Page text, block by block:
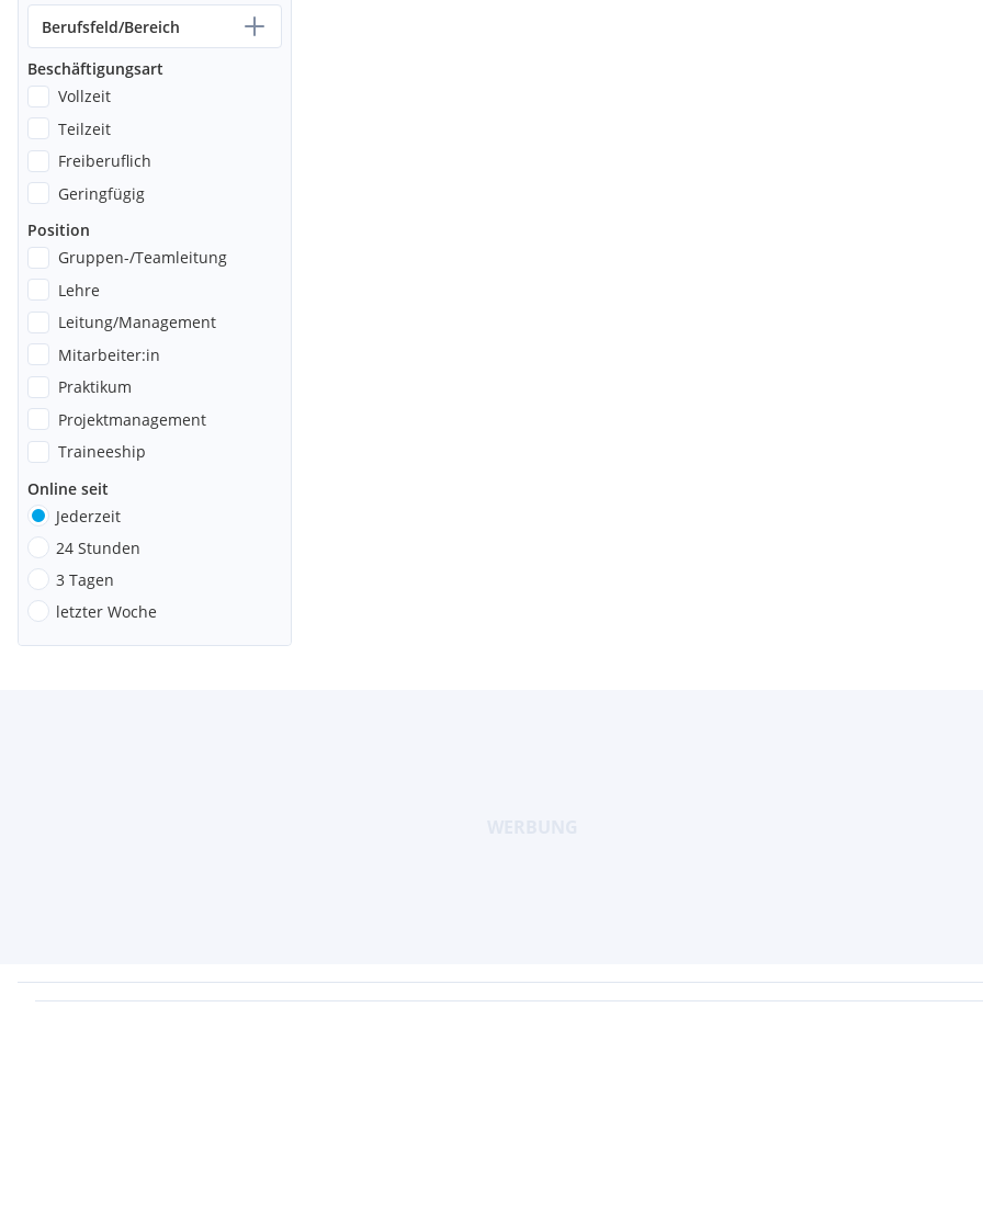
Berufsfeld/Bereich
Beschäftigungsart
Vollzeit
Teilzeit
Freiberuflich
Geringfügig
Position
Gruppen-/Teamleitung
Lehre
Leitung/Management
Mitarbeiter:in
Praktikum
Projektmanagement
Traineeship
Online seit
Jederzeit
24 Stunden
3 Tagen
letzter Woche